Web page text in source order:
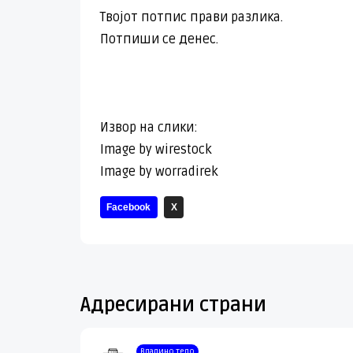
Твојот потпис прави разлика.
Потпиши се денес.
Извор на слики:
Image by wirestock
Image by worradirek
Facebook X
Адресирани страни